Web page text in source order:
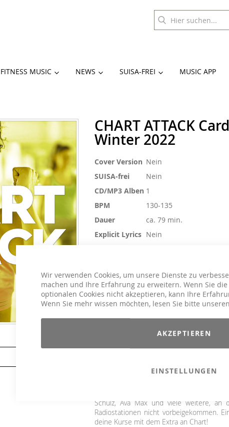
Wir verwenden Cookies, um unsere Dienste zu
machen und Ihre Erfahrung zu erweitern. Wenn Sie
optionalen Cookies nicht akzeptieren, kann Ihre
Wenn Sie mehr wissen möchten, lesen Sie bitte unseren
AKZEPTIEREN
EINSTELLUNGEN
FITNESS MUSIC NEWS SUISA-FREI MUSIC APP
CHART ATTACK
Winter 2022
Weitere
Cover Version Nein
SUISA-frei
Nein
CD/MP3 Alben 1
BPM
130-135
Dauer
ca. 79 min.
Explicit Lyrics Nein
Genre
Charts Hits / Pop,
Pop
39,90 CHF
Winter 2022" begeistert aufs Neue mit
Schulz, Ava Max und viele weitere, an
Radiostationen nicht vorbeigekommen.
deine Kurse mit dem Extra an Chart!